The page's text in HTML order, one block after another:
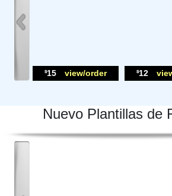
$15 view/order $12
Nuevo Plantillas de